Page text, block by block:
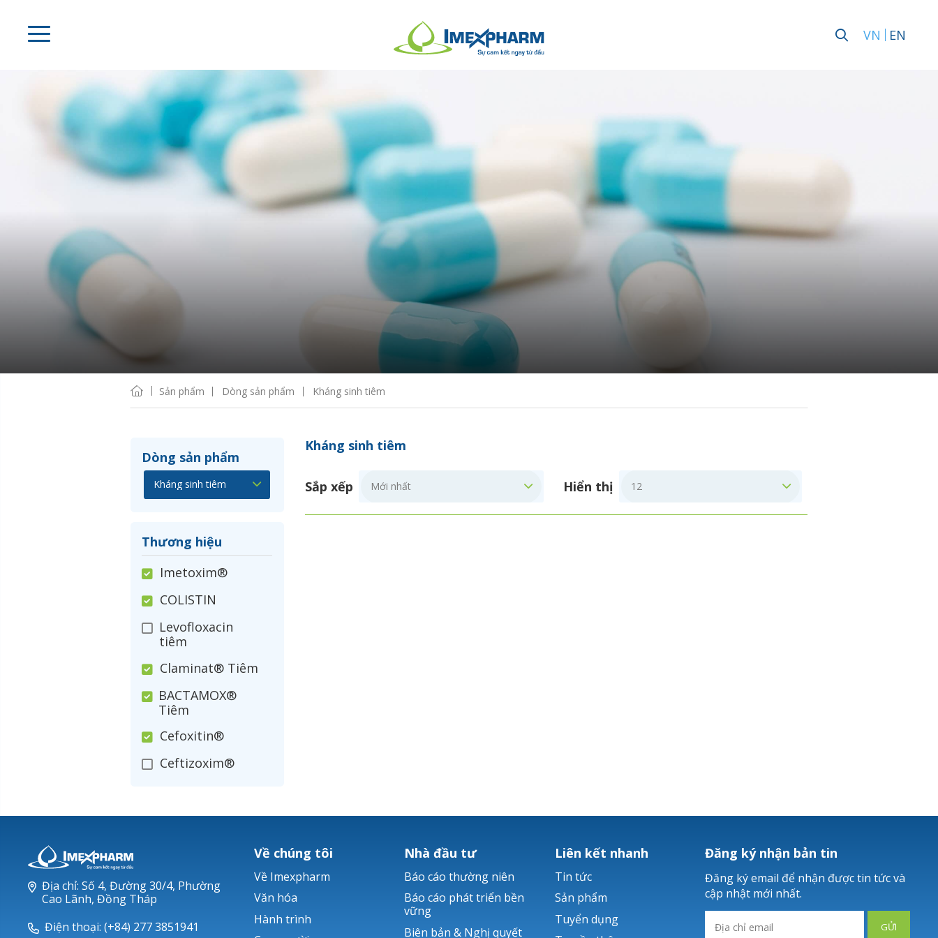
VN EN
Sản phẩm Dòng sản phẩm Kháng sinh tiêm
Dòng sản phẩm
Thương hiệu
Imetoxim®
COLISTIN
Levofloxacin
tiêm
Claminat® Tiêm
BACTAMOX®
Tiêm
Cefoxitin®
Ceftizoxim®
Nerusyn®
Ticarlinat®
Zobacta®
Kháng sinh tiêm
Sắp xếp Hiển thị
Địa chỉ: Số 4, Đường 30/4, Phường
Cao Lãnh, Đồng Tháp
Điện thoại: (+84) 277 3851941
Về chúng tôi
Về Imexpharm
Văn hóa
Hành trình
Nhà đầu tư
Báo cáo thường niên
Báo cáo phát triển bền
vững
Biên bản & Nghị quyết
Liên kết nhanh
Tin tức
Sản phẩm
Tuyển dụng
Đăng ký nhận bản tin
Đăng ký email để nhận được tin tức và
cập nhật mới nhất.
GỬI